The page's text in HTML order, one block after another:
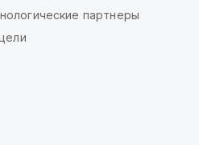
партнеры